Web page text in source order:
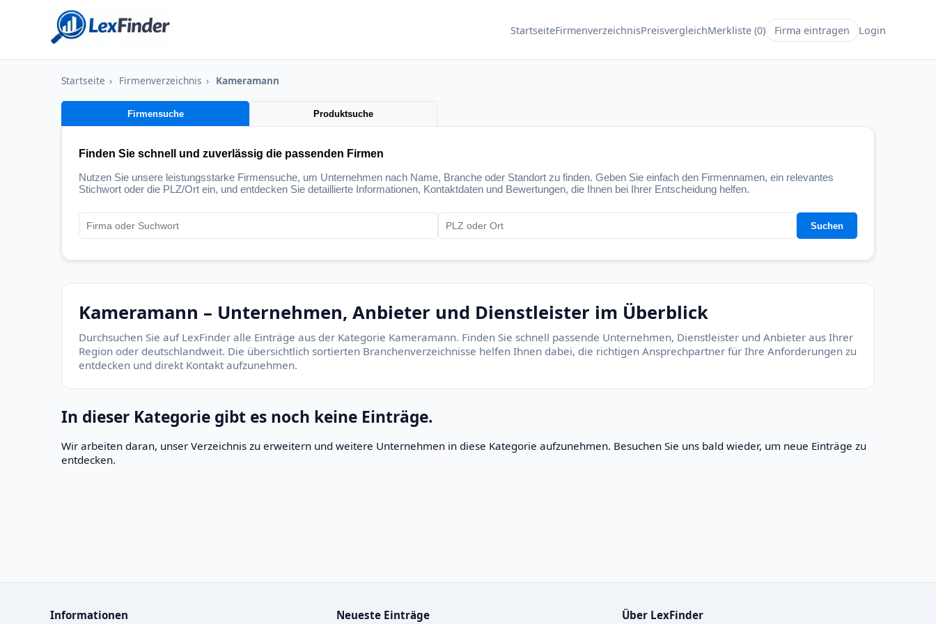
StartseiteFirmenverzeichnisPreisvergleichMerkliste (0) Firma eintragen Login
Startseite › Firmenverzeichnis › Kameramann
Firmensuche Produktsuche
Finden Sie schnell und zuverlässig die passenden Firmen
Nutzen Sie unsere leistungsstarke Firmensuche, um Unternehmen nach Name, Branche oder Standort zu finden. Geben Sie einfach den Firmennamen, ein relevantes
Stichwort oder die PLZ/Ort ein, und entdecken Sie detaillierte Informationen, Kontaktdaten und Bewertungen, die Ihnen bei Ihrer Entscheidung helfen.
Suchen
Kameramann – Unternehmen, Anbieter und Dienstleister im Überblick
Durchsuchen Sie auf LexFinder alle Einträge aus der Kategorie Kameramann. Finden Sie schnell passende Unternehmen, Dienstleister und Anbieter aus Ihrer
Region oder deutschlandweit. Die übersichtlich sortierten Branchenverzeichnisse helfen Ihnen dabei, die richtigen Ansprechpartner für Ihre Anforderungen zu
entdecken und direkt Kontakt aufzunehmen.
In dieser Kategorie gibt es noch keine Einträge.
Wir arbeiten daran, unser Verzeichnis zu erweitern und weitere Unternehmen in diese Kategorie aufzunehmen. Besuchen Sie uns bald wieder, um neue Einträge zu
entdecken.
Informationen Neueste Einträge Über LexFinder